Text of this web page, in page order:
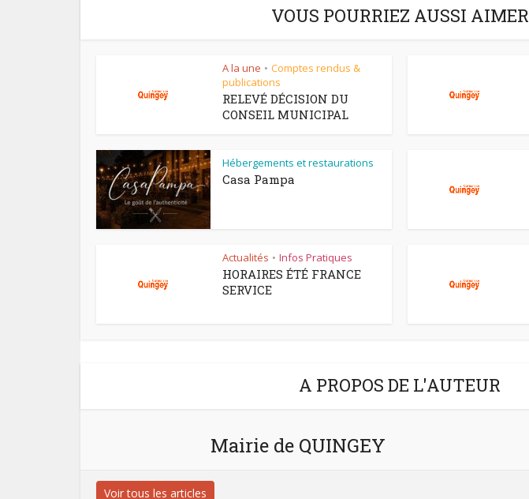
VOUS POURRIEZ AUSSI AIMER
A la une • Comptes rendus &
publications
RELEVÉ DÉCISION DU
CONSEIL MUNICIPAL
Hébergements et restaurations
Casa Pampa
Actualités • Infos Pratiques
HORAIRES ÉTÉ FRANCE
SERVICE
A PROPOS DE L'AUTEUR
Mairie de QUINGEY
Voir tous les articles